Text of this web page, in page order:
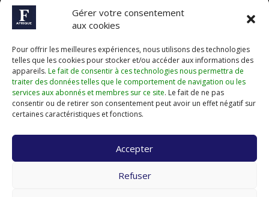
Gérer votre consentement
aux cookies
Pour offrir les meilleures expériences, nous utilisons des technologies
telles que les cookies pour stocker et/ou accéder aux informations des
appareils. Le fait de consentir à ces technologies nous permettra de
traiter des données telles que le comportement de navigation ou les
services aux abonnés et membres sur ce site. Le fait de ne pas
consentir ou de retirer son consentement peut avoir un effet négatif sur
certaines caractéristiques et fonctions.
Accepter
Refuser
JOINDRE L'ÉQUIPE
Rédaction
Développement commercial
Communiquer avec Forbes Afrique
Média Kit 2026
Abonnez-vous à la newsletter de Forbes Afrique et recevez
régulièrement nos meilleurs articles